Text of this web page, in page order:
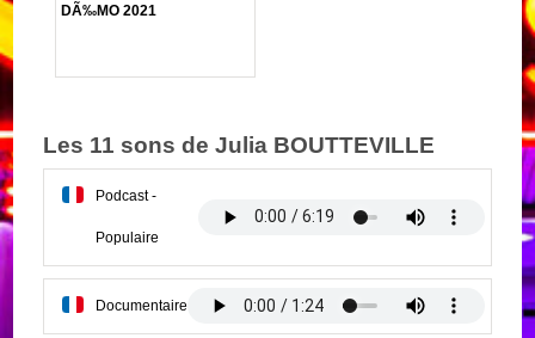
DÃ‰MO 2021
Les 11 sons de Julia BOUTTEVILLE
Podcast -
Populaire
Documentaire